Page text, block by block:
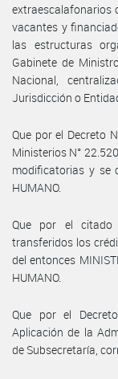
extraescalafonarios
vacantes y
las estructuras
Gabinete de
Nacional,
Jurisdicción o
Que por el Decreto
Ministerios N°
modificatorias y se
HUMANO.
Que por el citado
transferidos los
del entonces
HUMANO.
Que por el
Aplicación de la
de Subsecretaría,